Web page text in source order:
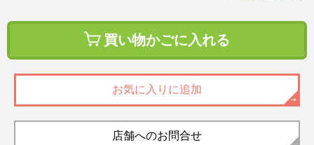
買い物かごに入れる
お気に入りに追加
店舗へのお問合せ